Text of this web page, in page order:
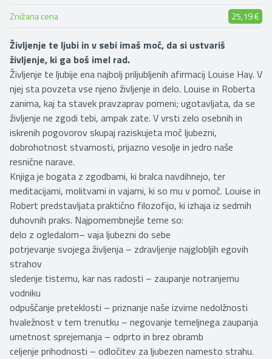
Znižana cena
25,19 €
Življenje te ljubi in v sebi imaš moč, da si ustvariš
življenje, ki ga boš imel rad.
Življenje te ljubije ena najbolj priljubljenih afirmacij Louise Hay. V
njej sta povzeta vse njeno življenje in delo. Louise in Roberta
zanima, kaj ta stavek pravzaprav pomeni; ugotavljata, da se
življenje ne zgodi tebi, ampak zate. V vrsti zelo osebnih in
iskrenih pogovorov skupaj raziskujeta moč ljubezni,
dobrohotnost stvarnosti, prijazno vesolje in jedro naše
resnične narave.
Knjiga je bogata z zgodbami, ki bralca navdihnejo, ter
meditacijami, molitvami in vajami, ki so mu v pomoč. Louise in
Robert predstavljata praktično filozofijo, ki izhaja iz sedmih
duhovnih praks. Najpomembnejše teme so:
delo z ogledalom– vaja ljubezni do sebe
potrjevanje svojega življenja – zdravljenje najglobljih egovih
strahov
sledenje tistemu, kar nas radosti – zaupanje notranjemu
vodniku
odpuščanje preteklosti – priznanje naše izvirne nedolžnosti
hvaležnost v tem trenutku – negovanje temeljnega zaupanja
umetnost sprejemanja – odprto in brez obramb
celjenje prihodnosti – odločitev za ljubezen namesto strahu.